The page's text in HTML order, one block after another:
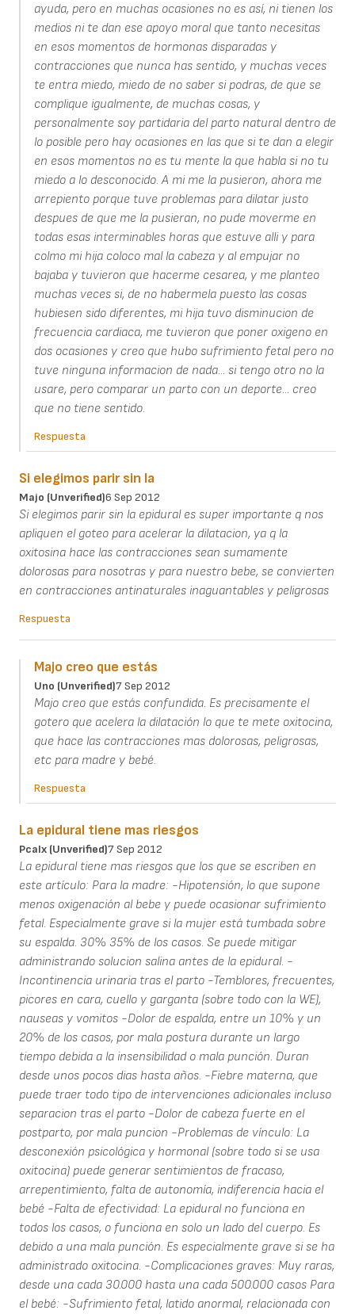
ayuda, pero en muchas ocasiones no es así, ni tienen los
medios ni te dan ese apoyo moral que tanto necesitas
en esos momentos de hormonas disparadas y
contracciones que nunca has sentido, y muchas veces
te entra miedo, miedo de no saber si podras, de que se
complique igualmente, de muchas cosas, y
personalmente soy partidaria del parto natural dentro de
lo posible pero hay ocasiones en las que si te dan a elegir
en esos momentos no es tu mente la que habla si no tu
miedo a lo desconocido. A mi me la pusieron, ahora me
arrepiento porque tuve problemas para dilatar justo
despues de que me la pusieran, no pude moverme en
todas esas interminables horas que estuve alli y para
colmo mi hija coloco mal la cabeza y al empujar no
bajaba y tuvieron que hacerme cesarea, y me planteo
muchas veces si, de no habermela puesto las cosas
hubiesen sido diferentes, mi hija tuvo disminucion de
frecuencia cardiaca, me tuvieron que poner oxigeno en
dos ocasiones y creo que hubo sufrimiento fetal pero no
tuve ninguna informacion de nada... si tengo otro no la
usare, pero comparar un parto con un deporte... creo
que no tiene sentido.
Respuesta
Si elegimos parir sin la
Majo (unverified)6 Sep 2012
Si elegimos parir sin la epidural es super importante q nos
apliquen el goteo para acelerar la dilatacion, ya q la
oxitosina hace las contracciones sean sumamente
dolorosas para nosotras y para nuestro bebe, se convierten
en contracciones antinaturales inaguantables y peligrosas
Respuesta
Majo creo que estás
Uno (unverified)7 Sep 2012
Majo creo que estás confundida. Es precisamente el
gotero que acelera la dilatación lo que te mete oxitocina,
que hace las contracciones mas dolorosas, peligrosas,
etc para madre y bebé.
Respuesta
La epidural tiene mas riesgos
Pcalx (unverified)7 Sep 2012
La epidural tiene mas riesgos que los que se escriben en
este artículo: Para la madre: -Hipotensión, lo que supone
menos oxigenación al bebe y puede ocasionar sufrimiento
fetal. Especialmente grave si la mujer está tumbada sobre
su espalda. 30% 35% de los casos. Se puede mitigar
administrando solucion salina antes de la epidural. -
Incontinencia urinaria tras el parto -Temblores, frecuentes,
picores en cara, cuello y garganta (sobre todo con la WE),
nauseas y vomitos -Dolor de espalda, entre un 10% y un
20% de los casos, por mala postura durante un largo
tiempo debida a la insensibilidad o mala punción. Duran
desde unos pocos dias hasta años. -Fiebre materna, que
puede traer todo tipo de intervenciones adicionales incluso
separacion tras el parto -Dolor de cabeza fuerte en el
postparto, por mala puncion -Problemas de vínculo: La
desconexión psicológica y hormonal (sobre todo si se usa
oxitocina) puede generar sentimientos de fracaso,
arrepentimiento, falta de autonomía, indiferencia hacia el
bebé -Falta de efectividad: La epidural no funciona en
todos los casos, o funciona en solo un lado del cuerpo. Es
debido a una mala punción. Es especialmente grave si se ha
administrado oxitocina. -Complicaciones graves: Muy raras,
desde una cada 30.000 hasta una cada 500.000 casos Para
el bebé: -Sufrimiento fetal, latido anormal, relacionada con